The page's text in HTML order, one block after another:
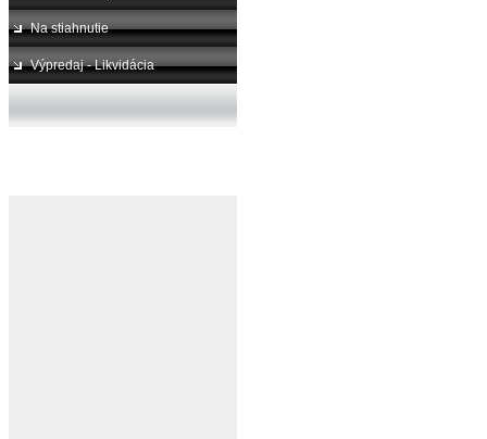
Na stiahnutie
Výpredaj - Likvidácia